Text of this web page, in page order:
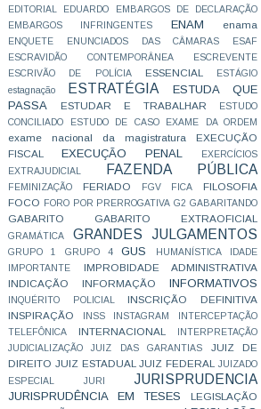
EDITORIAL
EDUARDO
EMBARGOS DE DECLARAÇÃO
EMBARGOS INFRINGENTES
ENAM enama
ENQUETE ENUNCIADOS DAS CÂMARAS
ESAF
ESCRAVIDÃO CONTEMPORÂNEA
ESCREVENTE
ESCRIVÃO DE POLÍCIA
ESSENCIAL
ESTÁGIO
estagnação
ESTRATÉGIA
ESTUDA QUE
PASSA
ESTUDAR E TRABALHAR
ESTUDO
CONCILIADO
ESTUDO DE CASO EXAME DA ORDEM
exame nacional da magistratura
EXECUÇÃO
FISCAL
EXECUÇÃO PENAL
EXERCÍCIOS
EXTRAJUDICIAL
FAZENDA PÚBLICA
FEMINIZAÇÃO FERIADO FGV FICA
FILOSOFIA
FOCO
FORO POR PRERROGATIVA G2 GABARITANDO
GABARITO GABARITO EXTRAOFICIAL
GRAMÁTICA GRANDES JULGAMENTOS
GRUPO 1 GRUPO 4 GUS HUMANÍSTICA
IDADE
IMPORTANTE
IMPROBIDADE ADMINISTRATIVA
INDICAÇÃO
INFORMAÇÃO INFORMATIVOS
INQUÉRITO POLICIAL
INSCRIÇÃO DEFINITIVA
INSPIRAÇÃO
INSS INSTAGRAM
INTERCEPTAÇÃO
TELEFÔNICA
INTERNACIONAL
INTERPRETAÇÃO
JUDICIALIZAÇÃO
JUIZ DAS GARANTIAS
JUIZ DE
DIREITO JUIZ ESTADUAL JUIZ FEDERAL
JUIZADO
ESPECIAL
JURI JURISPRUDENCIA
JURISPRUDÊNCIA EM TESES
LEGISLAÇÃO